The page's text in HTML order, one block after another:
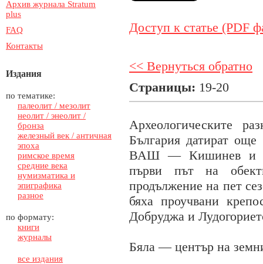
Архив журнала Stratum
plus
FAQ
Контакты
Издания
по тематике:
палеолит / мезолит
неолит / энеолит /
бронза
железный век / античная
эпоха
римское время
средние века
нумизматика и
эпиграфика
разное
по формату:
книги
журналы
все издания
Доступ к статье (PDF
<< Вернуться обратно
Страницы: 19-20
Археологическите
България датират
ВАШ — Кишинев и
първи път на
продължение на пет
бяха проучвани
Добруджа и
Бяла — център на